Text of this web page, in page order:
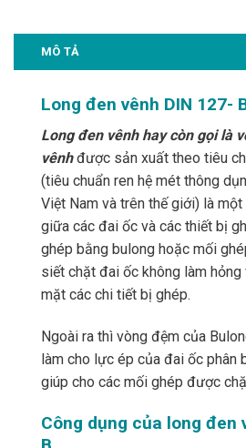
MÔ TẢ
Long đen vênh DIN 127-
Long đen vênh hay còn gọi là
vênhđược sản xuất theo tiêu
(tiêu chuẩn ren hệ mét thông
Việt Nam và trên thế giới) là
giữa các đai ốc và các thiết bị
ghép bằng bulong hoặc mối
siết chặt đai ốc không làm hỏng
mặt các chi tiết bị ghép.
Ngoài ra thì vòng đệm của
làm cho lực ép của đai ốc phân
giúp cho các mối ghép được
Công dụng của long đen